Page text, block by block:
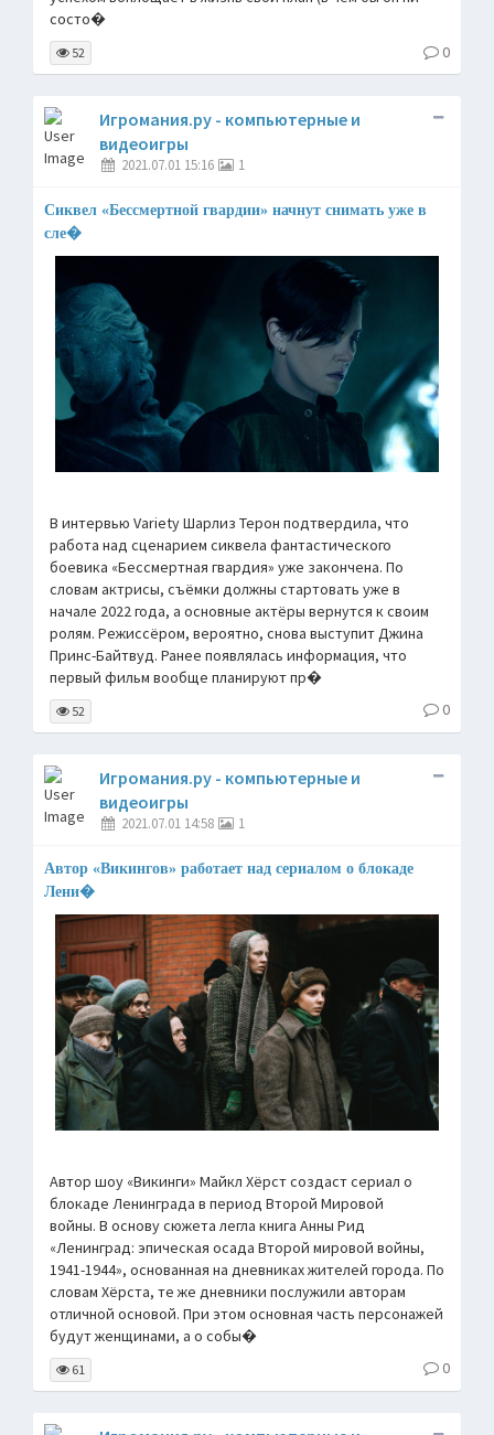
состо�
52 0
Игромания.ру - компьютерные и
видеоигры
2021.07.01 15:16 1
Сиквел «Бессмертной гвардии» начнут снимать уже в
сле�
В интервью Variety Шарлиз Терон подтвердила, что
работа над сценарием сиквела фантастического
боевика «Бессмертная гвардия» уже закончена. По
словам актрисы, съёмки должны стартовать уже в
начале 2022 года, а основные актёры вернутся к своим
ролям. Режиссёром, вероятно, снова выступит Джина
Принс-Байтвуд. Ранее появлялась информация, что
первый фильм вообще планируют пр�
52 0
Игромания.ру - компьютерные и
видеоигры
2021.07.01 14:58 1
Автор «Викингов» работает над сериалом о блокаде
Лени�
Автор шоу «Викинги» Майкл Хёрст создаст сериал о
блокаде Ленинграда в период Второй Мировой
войны. В основу сюжета легла книга Анны Рид
«Ленинград: эпическая осада Второй мировой войны,
1941-1944», основанная на дневниках жителей города. По
словам Хёрста, те же дневники послужили авторам
отличной основой. При этом основная часть персонажей
будут женщинами, а о собы�
61 0